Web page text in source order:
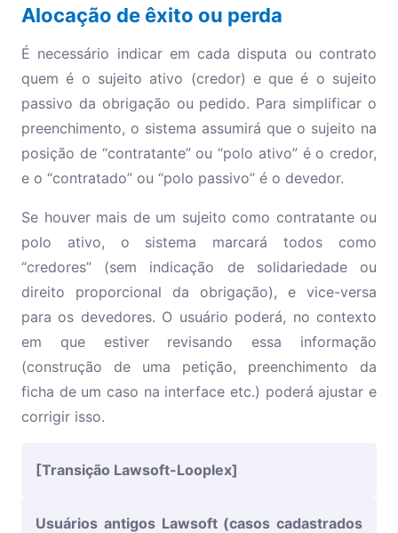
Alocação de êxito ou perda
É necessário indicar em cada disputa ou contrato
quem é o sujeito ativo (credor) e que é o sujeito
passivo da obrigação ou pedido. Para simplificar o
preenchimento, o sistema assumirá que o sujeito na
posição de “contratante” ou “polo ativo” é o credor,
e o “contratado” ou “polo passivo” é o devedor.
Se houver mais de um sujeito como contratante ou
polo ativo, o sistema marcará todos como
“credores” (sem indicação de solidariedade ou
direito proporcional da obrigação), e vice-versa
para os devedores. O usuário poderá, no contexto
em que estiver revisando essa informação
(construção de uma petição, preenchimento da
ficha de um caso na interface etc.) poderá ajustar e
corrigir isso.
[Transição Lawsoft-Looplex]
Usuários antigos Lawsoft (casos cadastrados